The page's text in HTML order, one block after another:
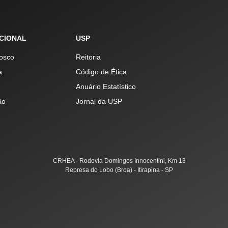
USP
Reitoria
Código de Ética
Anuário Estatístico
Jornal da USP
CRHEA - Rodovia Domingos Innocentini, Km 13
Represa do Lobo (Broa) - Itirapina - SP